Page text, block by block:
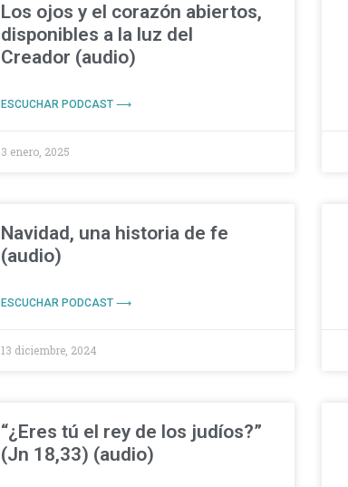
Los ojos y el corazón abiertos,
disponibles a la luz del
Creador (audio)
ESCUCHAR PODCAST ⟶
3 enero, 2025
Navidad, una historia de fe
(audio)
ESCUCHAR PODCAST ⟶
13 diciembre, 2024
“¿Eres tú el rey de los judíos?”
(Jn 18,33) (audio)